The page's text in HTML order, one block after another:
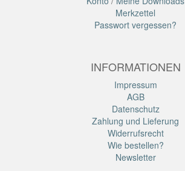
Merkzettel
Passwort vergessen?
INFORMATIONEN
Impressum
AGB
Datenschutz
Zahlung und Lieferung
Widerrufsrecht
Wie bestellen?
Newsletter